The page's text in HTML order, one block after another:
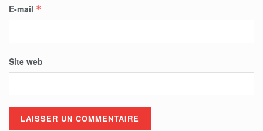
E-mail *
Site web